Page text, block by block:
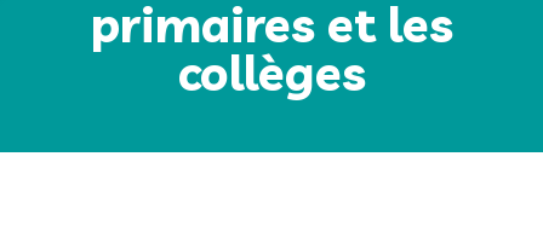
primaires et les
collèges